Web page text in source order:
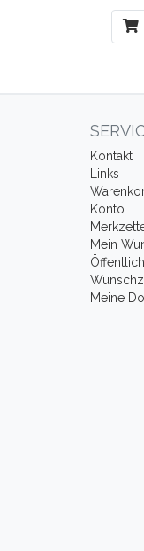
Kontakt
Links
Konto
Mein
Meine